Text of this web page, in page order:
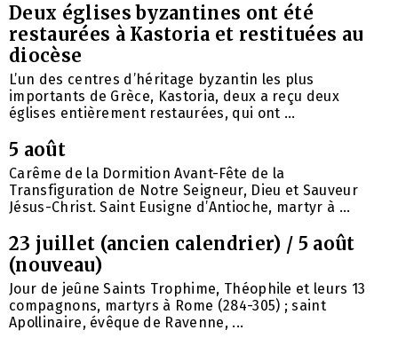
Deux églises byzantines ont été
restaurées à Kastoria et restituées au
diocèse
L’un des centres d’héritage byzantin les plus
importants de Grèce, Kastoria, deux a reçu deux
églises entièrement restaurées, qui ont ...
5 août
Carême de la Dormition Avant-Fête de la
Transfiguration de Notre Seigneur, Dieu et Sauveur
Jésus-Christ. Saint Eusigne d’Antioche, martyr à ...
23 juillet (ancien calendrier) / 5 août
(nouveau)
Jour de jeûne Saints Trophime, Théophile et leurs 13
compagnons, martyrs à Rome (284-305) ; saint
Apollinaire, évêque de Ravenne, ...